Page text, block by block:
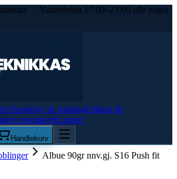
· Vakttelefon 17:00–23:00 alle dager
Testutstyr & redningFittings &
produkterKontakt
Handlekurv
Albue 90gr nnv.gj. S16 Push fit